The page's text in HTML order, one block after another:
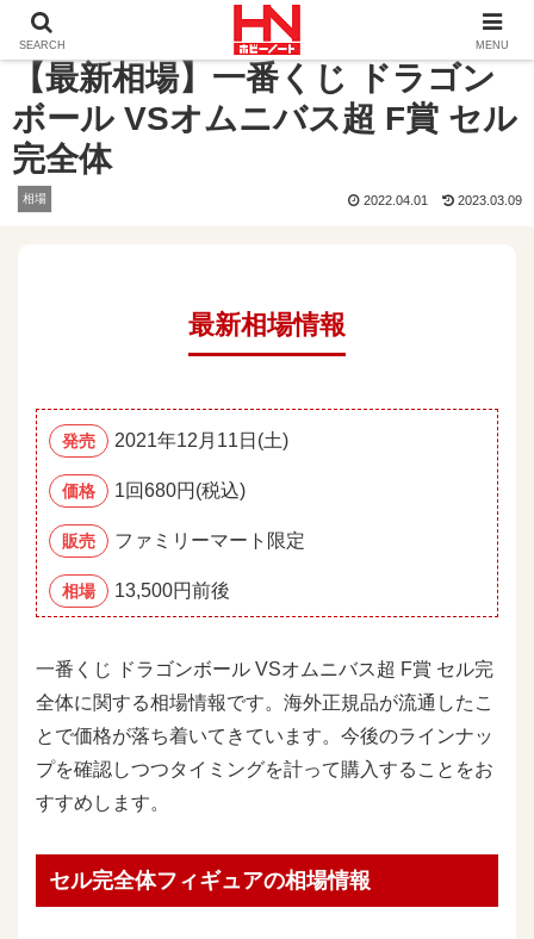
ホーム 【最新相場】一番くじ ドラゴンボール VS
【最新相場】一番くじ ドラゴン
ボール VSオムニバス超 F賞 セル
完全体
相場 2022.04.01 2023.03.09
最新相場情報
発売 2021年12月11日(土)
価格 1回680円(税込)
販売 ファミリーマート限定
相場 13,500円前後
一番くじ ドラゴンボール VSオムニバス超 F賞 セル完
全体に関する相場情報です。海外正規品が流通したこ
とで価格が落ち着いてきています。今後のラインナッ
プを確認しつつタイミングを計って購入することをお
すすめします。
セル完全体フィギュアの相場情報
SEARCH MENU